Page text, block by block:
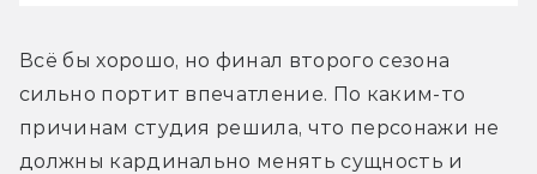
Всё бы хорошо, но финал второго сезона
сильно портит впечатление. По каким-то
причинам студия решила, что персонажи не
должны кардинально менять сущность и